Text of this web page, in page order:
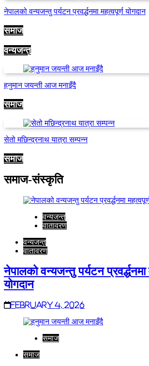
नेपालको वन्यजन्तु पर्यटन प्रवर्द्धनमा महत्वपूर्ण योगदान
समाज
वन्यजन्तु
हनुमान जयन्ती आज मनाइँदै
समाज
सेतो मछिन्द्रनाथ यात्रा सम्पन्न
समाज
समाज-संस्कृति
वन्यजन्तु
वातावरण
वन्यजन्तु
वातावरण
नेपालको वन्यजन्तु पर्यटन प्रवर्द्धनमा
योगदान
February 4, 2026
समाज
समाज